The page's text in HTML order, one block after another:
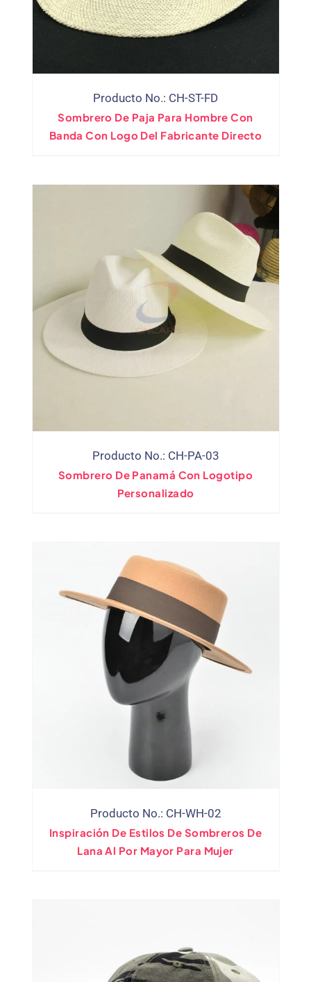
Producto No.: CH-ST-FD
Sombrero De Paja Para Hombre Con
Banda Con Logo Del Fabricante Directo
Producto No.: CH-PA-03
Sombrero De Panamá Con Logotipo
Personalizado
Producto No.: CH-WH-02
Inspiración De Estilos De Sombreros De
Lana Al Por Mayor Para Mujer